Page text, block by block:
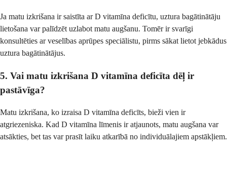
Ja matu izkrišana ir saistīta ar D vitamīna deficītu, uztura bagātinātāju
lietošana var palīdzēt uzlabot matu augšanu. Tomēr ir svarīgi
konsultēties ar veselības aprūpes speciālistu, pirms sākat lietot jebkādus
uztura bagātinātājus.
5. Vai matu izkrišana D vitamīna deficīta dēļ ir
pastāvīga?
Matu izkrišana, ko izraisa D vitamīna deficīts, bieži vien ir
atgriezeniska. Kad D vitamīna līmenis ir atjaunots, matu augšana var
atsākties, bet tas var prasīt laiku atkarībā no individuālajiem apstākļiem.